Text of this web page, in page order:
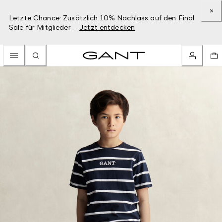
Letzte Chance: Zusätzlich 10% Nachlass auf den Final
Sale für Mitglieder – Jetzt entdecken